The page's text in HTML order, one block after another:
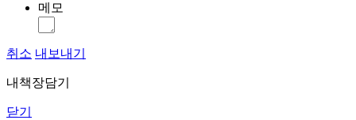
메모
취소 내보내기
내책장담기
닫기